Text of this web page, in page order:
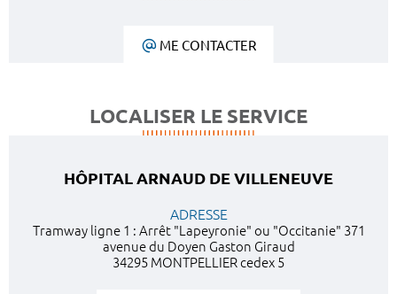
ME CONTACTER
LOCALISER LE SERVICE
HÔPITAL ARNAUD DE VILLENEUVE
ADRESSE
Tramway ligne 1 : Arrêt "Lapeyronie" ou "Occitanie" 371
avenue du Doyen Gaston Giraud
34295 MONTPELLIER cedex 5